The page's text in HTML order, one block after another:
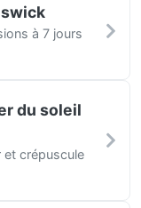
à 7 jours
du soleil
et crépuscule